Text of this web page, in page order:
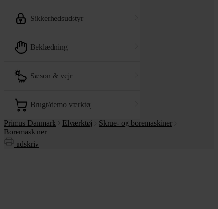
sikkerhedsudstyr
beklædning
sæson & vejr
brugt/demo værktøj
Primus Danmark Elværktøj
Skrue- og boremaskiner
Boremaskiner
udskriv